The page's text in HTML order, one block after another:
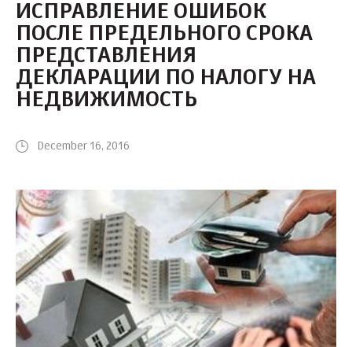
ИСПРАВЛЕНИЕ ОШИБОК
ПОСЛЕ ПРЕДЕЛЬНОГО СРОКА
ПРЕДСТАВЛЕНИЯ
ДЕКЛАРАЦИИ ПО НАЛОГУ НА
НЕДВИЖИМОСТЬ
December 16, 2016